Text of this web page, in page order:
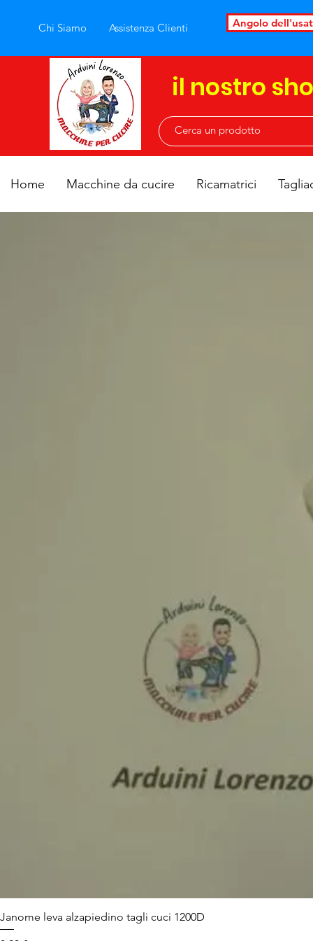
Chi Siamo Assistenza Clienti Angolo
il nostro
Home Macchine da cucire Ricamatrici
Janome leva alzapiedino tagli cuci 1200D